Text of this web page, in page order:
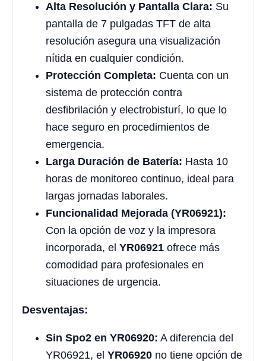
Alta Resolución y Pantalla Clara: Su
pantalla de 7 pulgadas TFT de alta
resolución asegura una visualización
nítida en cualquier condición.
Protección Completa: Cuenta con un
sistema de protección contra
desfibrilación y electrobisturí, lo que lo
hace seguro en procedimientos de
emergencia.
Larga Duración de Batería: Hasta 10
horas de monitoreo continuo, ideal para
largas jornadas laborales.
Funcionalidad Mejorada (YR06921):
Con la opción de voz y la impresora
incorporada, el YR06921 ofrece más
comodidad para profesionales en
situaciones de urgencia.
Desventajas:
Sin Spo2 en YR06920: A diferencia del
YR06921, el YR06920 no tiene opción de